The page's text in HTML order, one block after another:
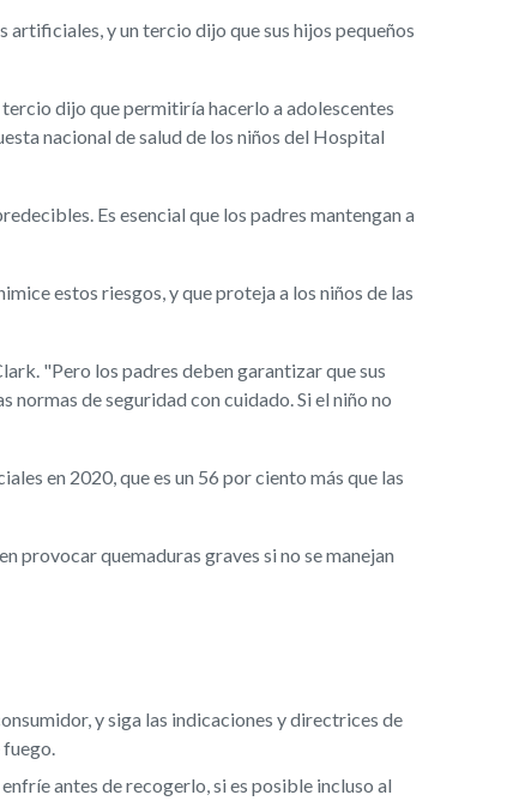
artificiales, y un tercio dijo que sus hijos pequeños
dijo que permitiría hacerlo a adolescentes
nacional de salud de los niños del Hospital
Es esencial que los padres mantengan a
estos riesgos, y que proteja a los niños de las
"Pero los padres deben garantizar que sus
de seguridad con cuidado. Si el niño no
en 2020, que es un 56 por ciento más que las
provocar quemaduras graves si no se manejan
y siga las indicaciones y directrices de
fuego.
antes de recogerlo, si es posible incluso al